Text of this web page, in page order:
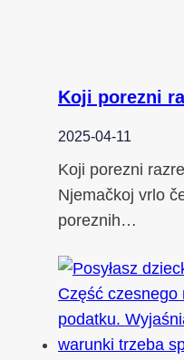
Koji porezni
2025-04-11
Koji porezni
Njemačkoj vrlo
poreznih…